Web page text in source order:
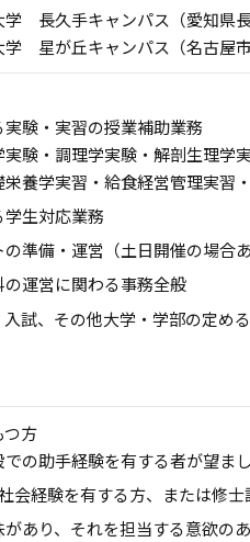
学 長久手キャンパス（愛知県
学 星が丘キャンパス（名古屋市
験・実習の授業補助業務
験・調理学実験・解剖生理学
養学実習・給食経営管理実習
生対応業務
準備・運営（土日開催の場合あ
運営に関わる事務全般
試、その他大学・学部の定め
つ方
での助手経験を有する者が望まし
会経験を有する方、または修
があり、それを担当する意欲の